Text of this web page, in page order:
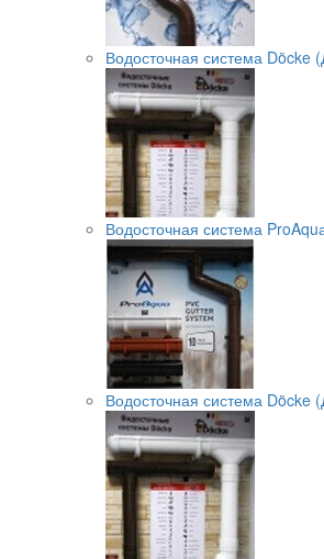
Водосточная система Döcke
Водосточная система
Водосточная система Döcke